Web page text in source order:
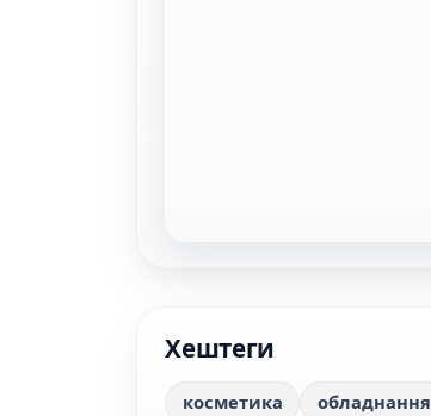
Хештеги
косметика обладнання